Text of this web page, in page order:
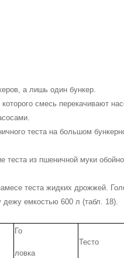
а лишь один бункер.
смесь перекачивают
теста на боль­шом
теста из пшеничной муки
теста жидких дрож­жей.
дежу ем­костью 600 л (табл. 18).
Го­
ловка
Тесто